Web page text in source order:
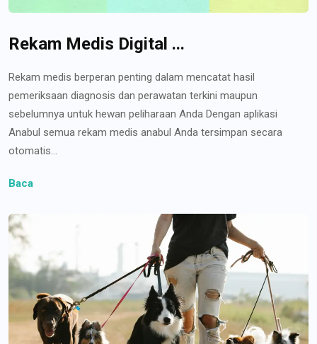
Rekam Medis Digital ...
Rekam medis berperan penting dalam mencatat hasil
pemeriksaan diagnosis dan perawatan terkini maupun
sebelumnya untuk hewan peliharaan Anda Dengan aplikasi
Anabul semua rekam medis anabul Anda tersimpan secara
otomatis...
Baca